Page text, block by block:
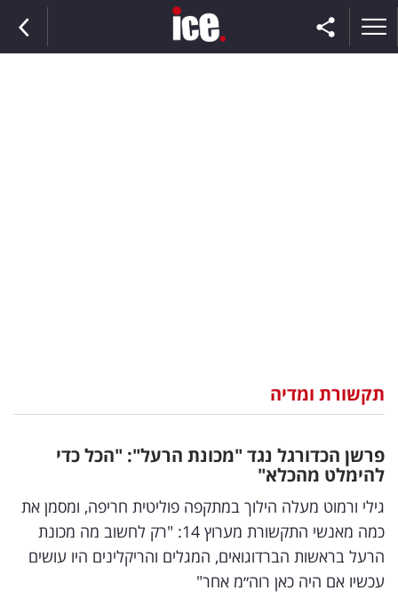
וצרכנות
דיגיטל
וטק
שיווק
ופרסום
תקשורת ומדיה
פרשן הכדורגל נגד "מכונת הרעל": "הכל כדי
להימלט מהכלא"
גילי ורמוט מעלה הילוך במתקפה פוליטית חריפה, ומסמן את
כמה מאנשי התקשורת מערוץ 14: "רק לחשוב מה מכונת
הרעל בראשות הברדוגואים, המגלים והריקלינים היו עושים
עכשיו אם היה כאן רוה״מ אחר"